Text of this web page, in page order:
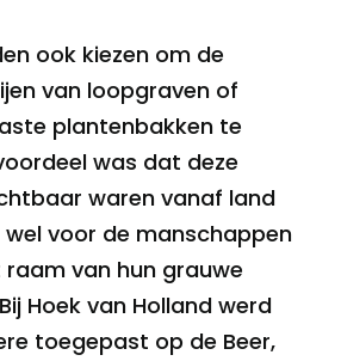
ook kiezen om de
van loopgraven of
plantenbakken te
was dat deze
waren vanaf land
voor de manschappen
van hun grauwe
Hoek van Holland werd
toegepast op de Beer,